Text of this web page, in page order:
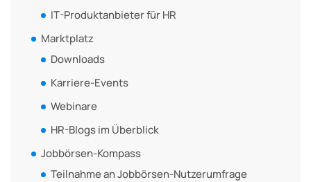
IT-Produktanbieter für HR
Marktplatz
Downloads
Karriere-Events
Webinare
HR-Blogs im Überblick
Jobbörsen-Kompass
Teilnahme an Jobbörsen-Nutzerumfrage